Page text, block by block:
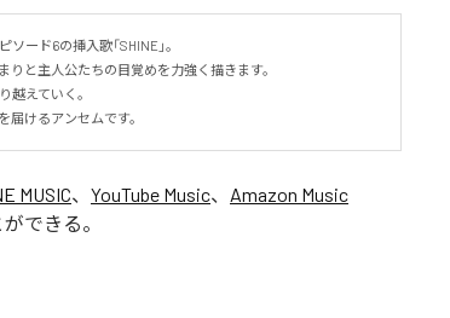
ード6の挿入歌「SHINE」。
と主人公たちの目覚めを力強く描きます。
越えていく。
けるアンセムです。
MUSIC、 YouTube Music、 Amazon Music
できる。